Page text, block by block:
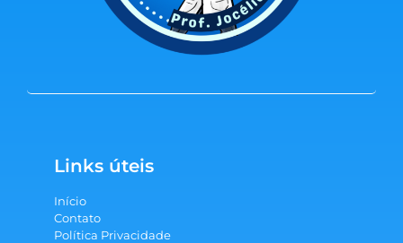
Links úteis
Início
Contato
Política Privacidade